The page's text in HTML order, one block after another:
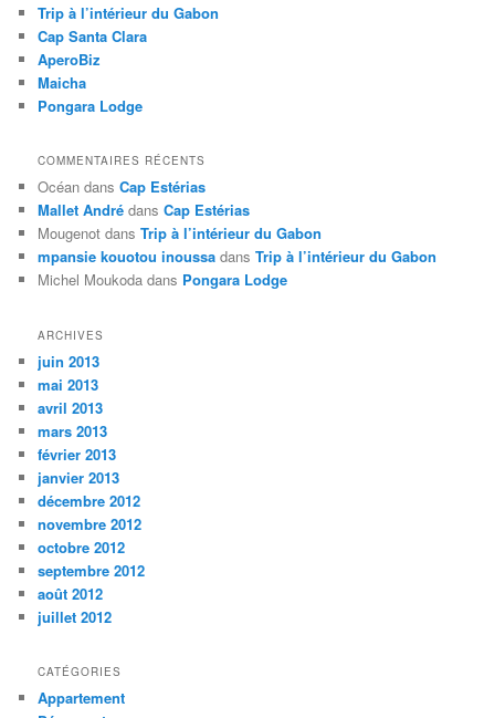
Trip à l’intérieur du Gabon
Cap Santa Clara
AperoBiz
Maicha
Pongara Lodge
COMMENTAIRES RÉCENTS
Océan dansCap Estérias
Mallet André dansCap Estérias
Mougenot dansTrip à l’intérieur du Gabon
mpansie kouotou inoussa dansTrip à l’intérieur du Gabon
Michel Moukoda dans Pongara Lodge
ARCHIVES
juin 2013
mai 2013
avril 2013
mars 2013
février 2013
janvier 2013
décembre 2012
novembre 2012
octobre 2012
septembre 2012
août 2012
juillet 2012
CATÉGORIES
Appartement